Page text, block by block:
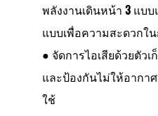
พลังงานเดินหน้า 3 แบ
แบบเพื่อความสะดวกใ
● จัดการไอเสียด้วยตัวเ
และป้องกันไม่ให้อากา
ใช้